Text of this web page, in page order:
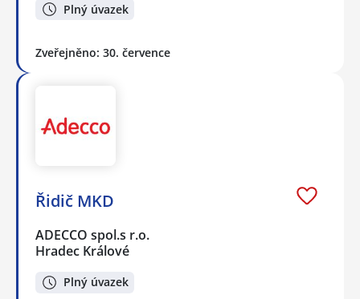
Plný úvazek
Zveřejněno: 30. července
Řidič MKD
ADECCO spol.s r.o.
Hradec Králové
Plný úvazek